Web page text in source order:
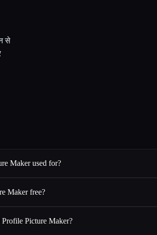
से
Maker used for?
Maker free?
Picture Maker?